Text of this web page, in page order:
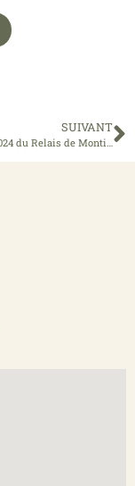
SUIVANT
Menu d’été 2024 du Relais de Montigny